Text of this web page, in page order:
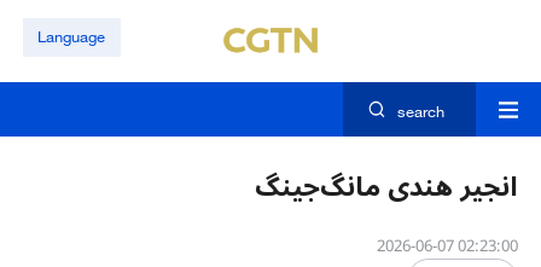
Language
search
انجیر هندی مانگ‌جینگ
02:23:00 2026-06-07